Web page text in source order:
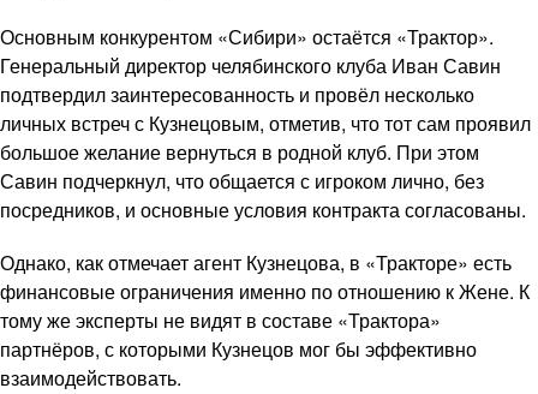
Основным конкурентом «Сибири» остаётся «Трактор».
Генеральный директор челябинского клуба Иван Савин
подтвердил заинтересованность и провёл несколько
личных встреч с Кузнецовым, отметив, что тот сам проявил
большое желание вернуться в родной клуб. При этом
Савин подчеркнул, что общается с игроком лично, без
посредников, и основные условия контракта согласованы.
Однако, как отмечает агент Кузнецова, в «Тракторе» есть
финансовые ограничения именно по отношению к Жене. К
тому же эксперты не видят в составе «Трактора»
партнёров, с которыми Кузнецов мог бы эффективно
взаимодействовать.